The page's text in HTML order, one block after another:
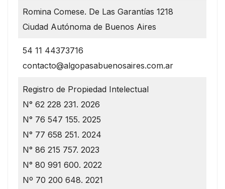
Romina Comese. De Las Garantías 1218
Ciudad Autónoma de Buenos Aires
54 11 44373716
contacto@algopasabuenosaires.com.ar
Registro de Propiedad Intelectual
N° 62 228 231. 2026
N° 76 547 155. 2025
N° 77 658 251. 2024
N° 86 215 757. 2023
N° 80 991 600. 2022
Nº 70 200 648. 2021